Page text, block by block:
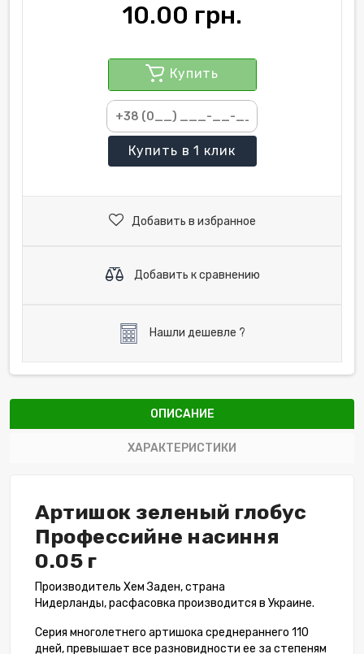
10.00 грн.
Купить
Купить в 1 клик
Добавить в избранное
Добавить к сравнению
Нашли дешевле ?
ОПИСАНИЕ
ХАРАКТЕРИСТИКИ
Артишок зеленый глобус
Профессийне насиння
0.05 г
Производитель Хем Заден, страна
Нидерланды, расфасовка производится в Украине.
Серия многолетнего артишока среднераннего 110
дней, превышает все разновидности ее за степеням